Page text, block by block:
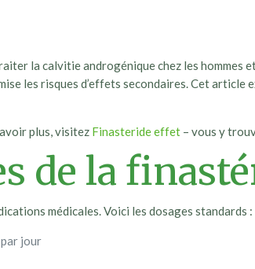
la calvitie androgénique chez les hommes
les risques d’effets secondaires. Cet
plus, visitez Finasteride effet – vous y
de la
médicales. Voici les dosages standards :
jour